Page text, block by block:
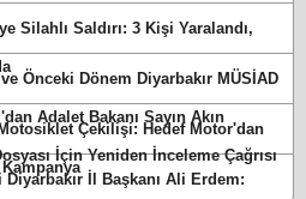
Silahlı Saldırı: 3 Kişi Yaralandı,
Önceki Dönem Diyarbakır MÜSİAD
Adalet Bakanı Sayın Akın
İçin Yeniden İnceleme Çağrısı
Çekilişi: Hedef Motor'dan
İl Başkanı Ali Erdem: